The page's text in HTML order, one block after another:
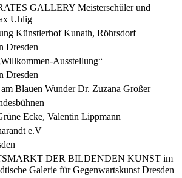
GALLERY Meisterschüler und
Uhlig
Künstlerhof Kunath, Röhrsdorf
Dresden
Ausstellung“
Dresden
Blauen Wunder Dr. Zuzana Großer
Ecke, Valentin Lippmann
e.V
DER BILDENDEN KUNST im
Galerie für Gegenwartskunst Dresden